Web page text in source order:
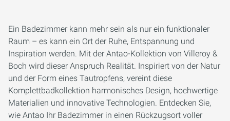
Ein Badezimmer kann mehr sein als nur ein funktionaler
Raum – es kann ein Ort der Ruhe, Entspannung und
Inspiration werden. Mit der Antao-Kollektion von Villeroy &
Boch wird dieser Anspruch Realität. Inspiriert von der Natur
und der Form eines Tautropfens, vereint diese
Komplettbadkollektion harmonisches Design, hochwertige
Materialien und innovative Technologien. Entdecken Sie,
wie Antao Ihr Badezimmer in einen Rückzugsort voller